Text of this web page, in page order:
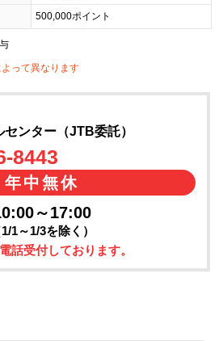
500,000ポイント
って異なります
ンター（JTB委託）
8443
年中無休
～17:00
1/1～1/3を除く）
話受付しております。